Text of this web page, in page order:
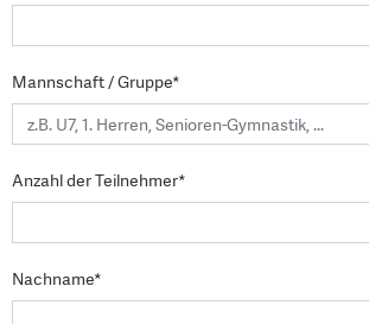
Mannschaft / Gruppe*
Anzahl der Teilnehmer*
Nachname*